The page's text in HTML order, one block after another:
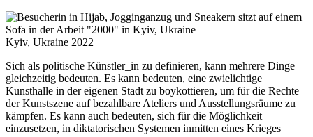
Kyiv, Ukraine 2022
Sich als politische Künstler_in zu definieren, kann mehrere Dinge
gleichzeitig bedeuten. Es kann bedeuten, eine zwielichtige
Kunsthalle in der eigenen Stadt zu boykottieren, um für die Rechte
der Kunstszene auf bezahlbare Ateliers und Ausstellungsräume zu
kämpfen. Es kann auch bedeuten, sich für die Möglichkeit
einzusetzen, in diktatorischen Systemen inmitten eines Krieges